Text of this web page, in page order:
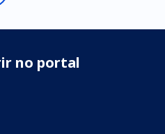
no portal